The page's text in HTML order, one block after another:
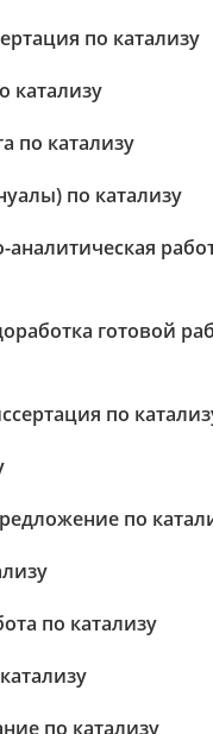
по катализу
катализу
по катализу
по катализу
готовой
по
по
по катализу
по катализу